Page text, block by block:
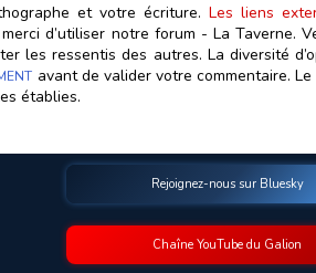
et votre écriture.Les liens
d’utiliser notre forum - La Taverne.
les ressentis des autres. La diversité
avant de valider votre commentaire.
établies.
Rejoignez-nous sur Bluesky
Chaîne YouTube du Galion